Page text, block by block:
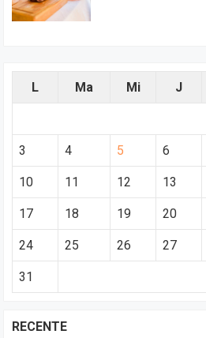
L Ma Mi J
3 4 5 6
10 11 12 13
17 18 19 20
24 25 26 27
31
RECENTE